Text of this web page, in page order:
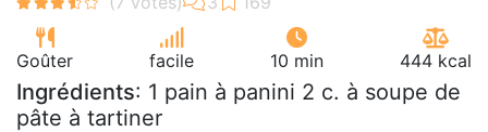
Goûter facile 10 min 444 kcal
Ingrédients: 1 pain à panini 2 c. à soupe de
pâte à tartiner